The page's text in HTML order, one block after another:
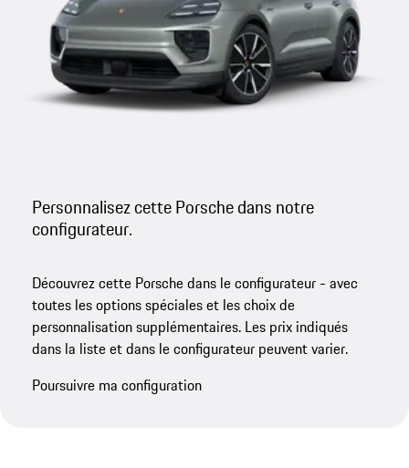
Personnalisez cette Porsche dans notre
configurateur.
Découvrez cette Porsche dans le configurateur - avec
toutes les options spéciales et les choix de
personnalisation supplémentaires. Les prix indiqués
dans la liste et dans le configurateur peuvent varier.
Poursuivre ma configuration